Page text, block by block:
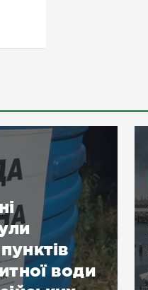
води